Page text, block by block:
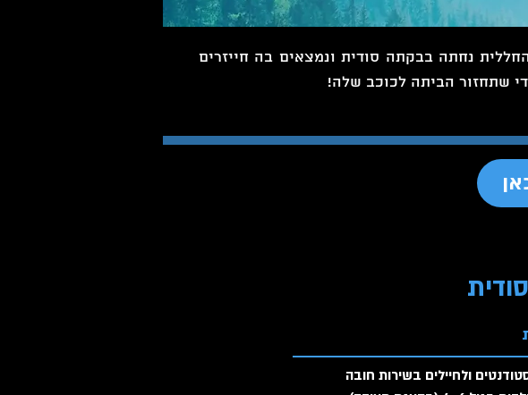
נחתה בבקתה סודית ונמצאים בה חייזרים
שתחזור הביתה לכוכב שלה!